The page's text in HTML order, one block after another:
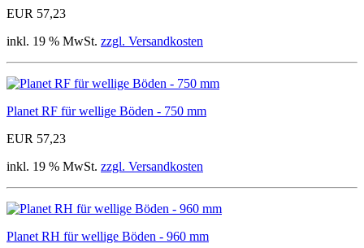
EUR 57,23
inkl. 19 % MwSt. zzgl. Versandkosten
Planet RF für wellige Böden - 750 mm
EUR 57,23
inkl. 19 % MwSt. zzgl. Versandkosten
Planet RH für wellige Böden - 960 mm